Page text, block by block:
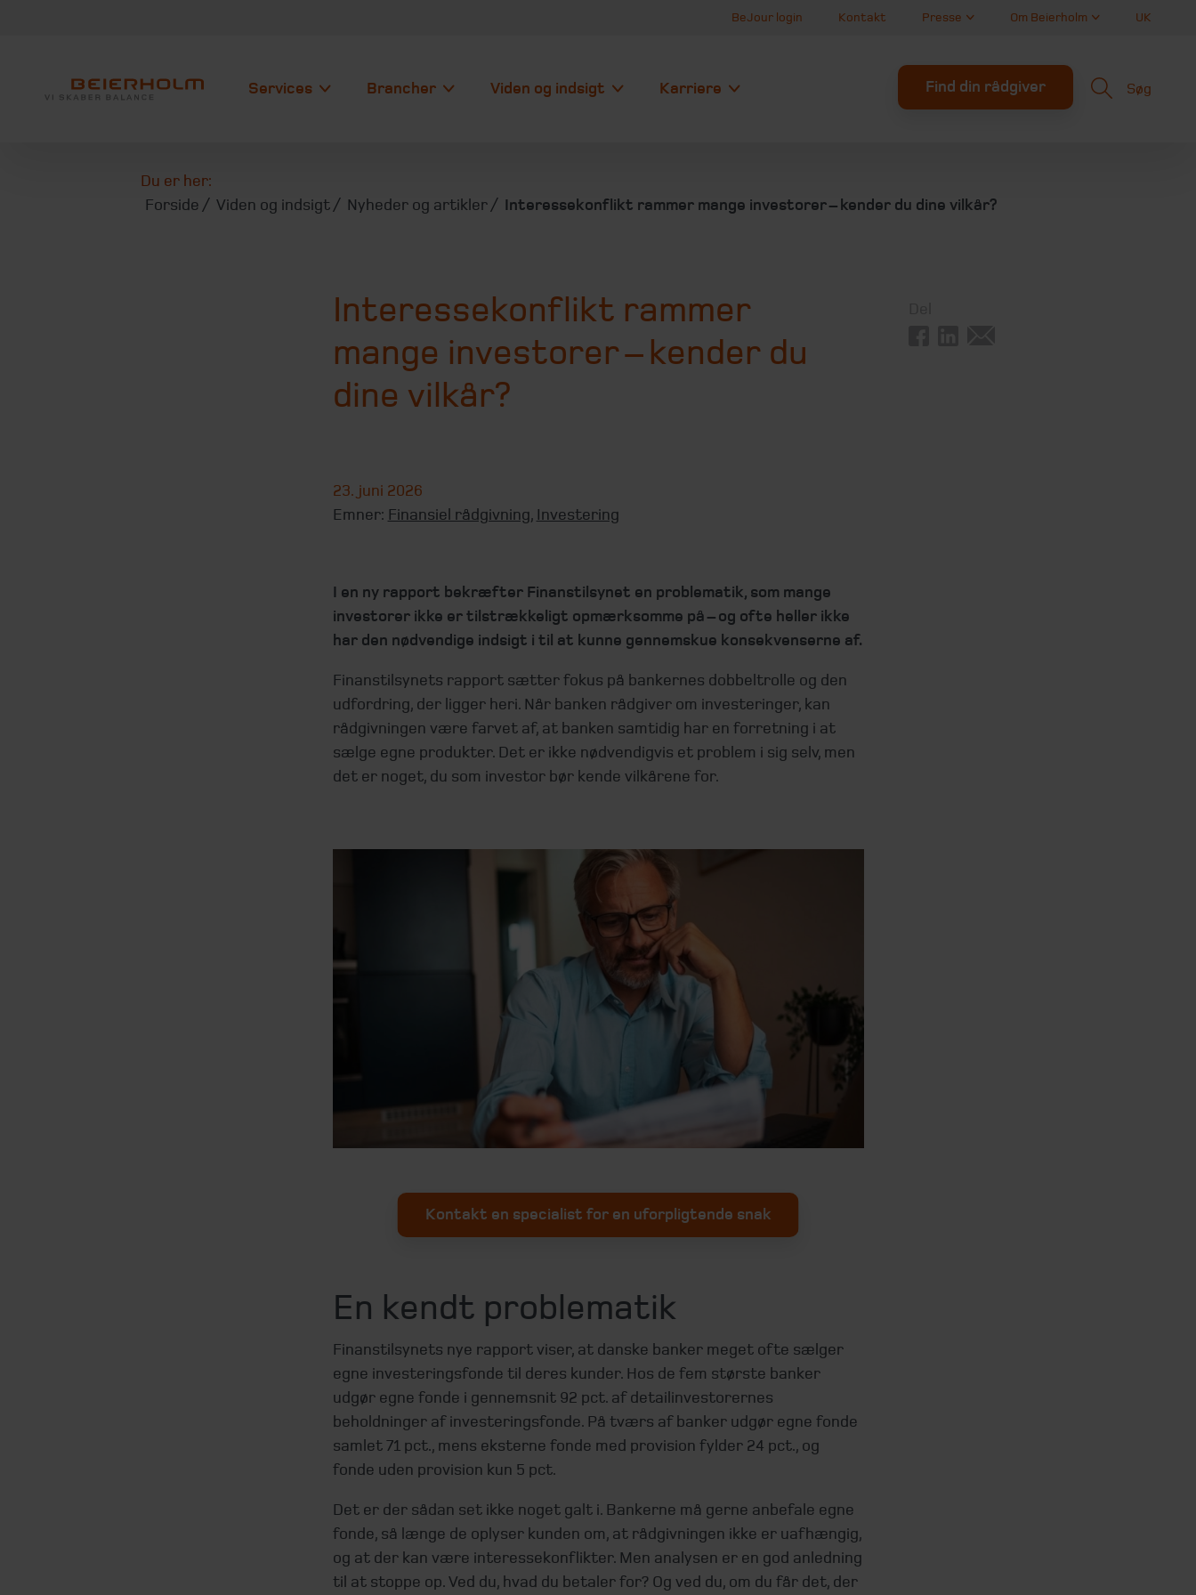
BeJour login Kontakt Presse Om Beierholm UK
Services Brancher Viden og indsigt Karriere Find din rådgiver Søg
Du er her:
Forside
Viden og indsigt Nyheder og artikler Interessekonflikt rammer mange investorer – kender du dine vilkår?
Interessekonflikt rammer
mange investorer – kender du
dine vilkår?
23. juni 2026
Emner: Finansiel rådgivning, Investering
I en ny rapport bekræfter Finanstilsynet en problematik, som mange
investorer ikke er tilstrækkeligt opmærksomme på – og ofte heller ikke
har den nødvendige indsigt i til at kunne gennemskue konsekvenserne af.
Finanstilsynets rapport sætter fokus på bankernes dobbeltrolle og den
udfordring, der ligger heri. Når banken rådgiver om investeringer, kan
rådgivningen være farvet af, at banken samtidig har en forretning i at
sælge egne produkter. Det er ikke nødvendigvis et problem i sig selv, men
det er noget, du som investor bør kende vilkårene for.
Kontakt en specialist for en uforpligtende snak
En kendt problematik
Finanstilsynets nye rapport viser, at danske banker meget ofte sælger
egne investeringsfonde til deres kunder. Hos de fem største banker
udgør egne fonde i gennemsnit 92 pct. af detailinvestorernes
beholdninger af investeringsfonde. På tværs af banker udgør egne fonde
samlet 71 pct., mens eksterne fonde med provision fylder 24 pct., og
fonde uden provision kun 5 pct.
Det er der sådan set ikke noget galt i. Bankerne må gerne anbefale egne
fonde, så længe de oplyser kunden om, at rådgivningen ikke er uafhængig,
og at der kan være interessekonflikter. Men analysen er en god anledning
til at stoppe op. Ved du, hvad du betaler for? Og ved du, om du får det, der